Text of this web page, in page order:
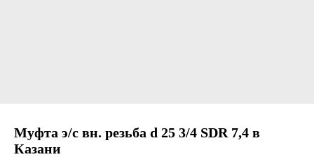
Муфта э/с вн. резьба d 25 3/4 SDR 7,4 в
Казани